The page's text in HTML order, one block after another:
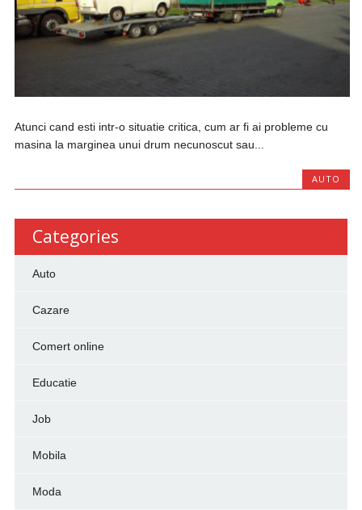
Atunci cand esti intr-o situatie critica, cum ar fi ai probleme cu
masina la marginea unui drum necunoscut sau...
AUTO
Categories
Auto
Cazare
Comert online
Educatie
Job
Mobila
Moda